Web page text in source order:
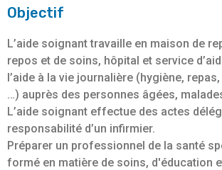
Objectif
L’aide soignant travaille en maison de
repos et de soins, hôpital et service
l’aide à la vie journalière (hygiène,
…) auprès des personnes âgées,
L’aide soignant effectue des actes
responsabilité d’un infirmier.
Préparer un professionnel de la santé
formé en matière de soins, d'éducation